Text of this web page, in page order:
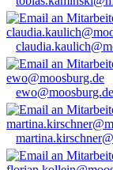
ewo@moosburg.de